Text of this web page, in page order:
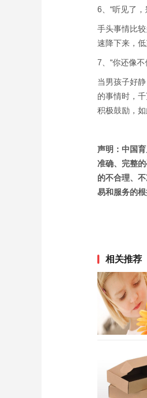
6、“听见了
手头事情比
速降下来，
7、“你还像
当男孩子好
的事情时，
积极鼓励，如
声明：中国
准确、完整
的不合理、
易和服务的
相关推荐